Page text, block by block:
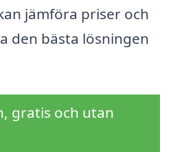
jämföra priser och
den bästa lösningen
gratis och utan